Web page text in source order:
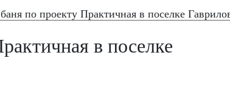
по проекту Практичная в поселке
в поселке